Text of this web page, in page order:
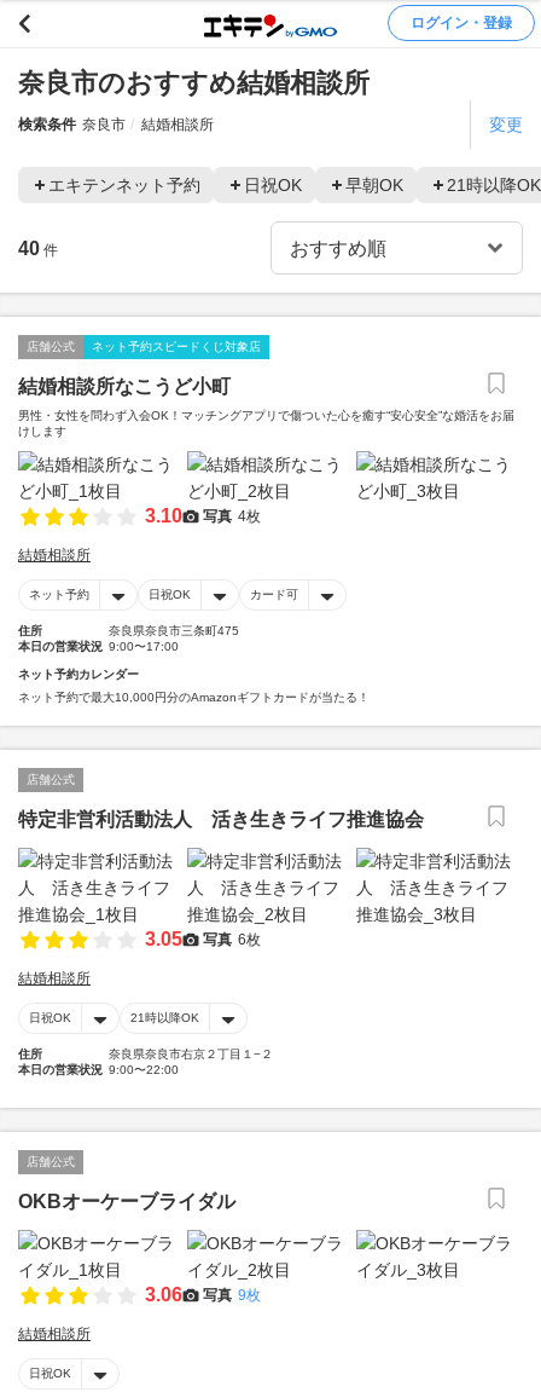
ログイン・登録
奈良市のおすすめ結婚相談所
検索条件 奈良市 結婚相談所 変更
エキテンネット予約 日祝OK 早朝OK 21時以降OK
40 件
店舗公式 ネット予約スピードくじ対象店
結婚相談所なこうど小町
男性・女性を問わず入会OK！マッチングアプリで傷ついた心を癒す“安心安全”な婚活をお届
けします
3.10 写真 4枚
結婚相談所
ネット予約 日祝OK カード可
住所
奈良県奈良市三条町475
本日の営業状況 9:00〜17:00
ネット予約カレンダー
ネット予約で最大10,000円分のAmazonギフトカードが当たる！
店舗公式
特定非営利活動法人 活き生きライフ推進協会
3.05 写真 6枚
結婚相談所
日祝OK 21時以降OK
住所
奈良県奈良市右京２丁目１−２
本日の営業状況 9:00〜22:00
店舗公式
OKBオーケーブライダル
3.06 写真 9枚
結婚相談所
日祝OK